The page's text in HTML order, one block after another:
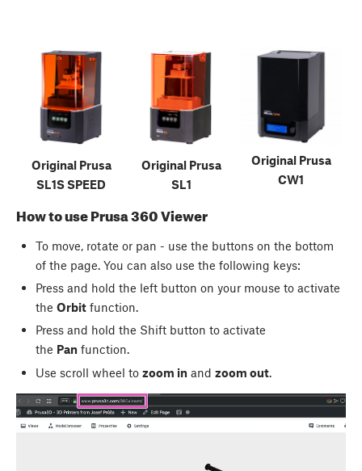
Original Prusa
SL1S SPEED
Original Prusa
SL1
Original Prusa
CW1
How to use Prusa 360 Viewer
To move, rotate or pan - use the buttons on the bottom
of the page. You can also use the following keys:
Press and hold the left button on your mouse to activate
the Orbitfunction.
Press and hold the Shift button to activate
the Panfunction.
Use scroll wheel to zoom inand zoom out.